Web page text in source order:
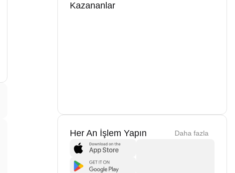
Kazananlar
Her An İşlem Yapın Daha fazla